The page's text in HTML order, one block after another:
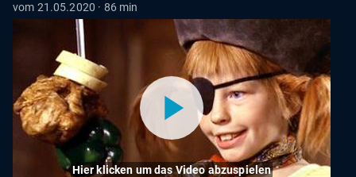
vom 21.05.2020 · 86 min
Hier klicken um das Video abzuspielen